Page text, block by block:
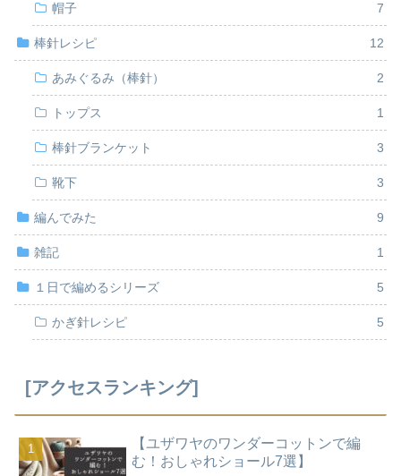
帽子 7
棒針レシピ 12
あみぐるみ（棒針） 2
トップス 1
棒針ブランケット 3
靴下 3
編んでみた 9
雑記 1
１日で編めるシリーズ 5
かぎ針レシピ 5
[アクセスランキング]
【ユザワヤのワンダーコットンで編
む！おしゃれショール7選】